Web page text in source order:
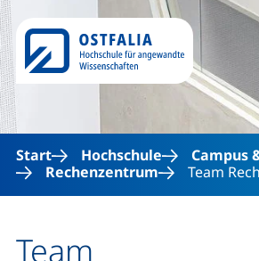
Direkt
Start Hochschule
Campus
Rechenzentrum
Team
Team